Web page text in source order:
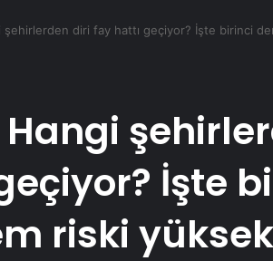
şehirlerden diri fay hattı geçiyor? İşte birinci
Hangi
İşte
riski